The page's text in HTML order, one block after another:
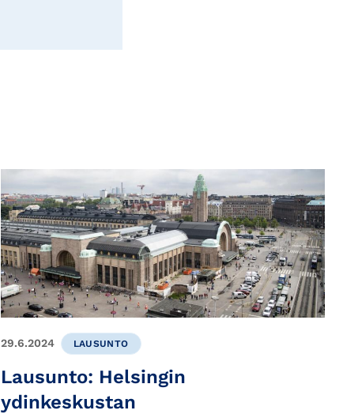
29.6.2024 LAUSUNTO
Lausunto: Helsingin
ydinkeskustan